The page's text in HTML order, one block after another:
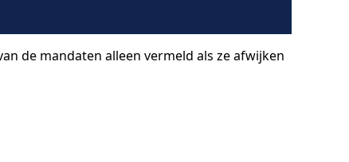
de mandaten alleen vermeld als ze afwijken